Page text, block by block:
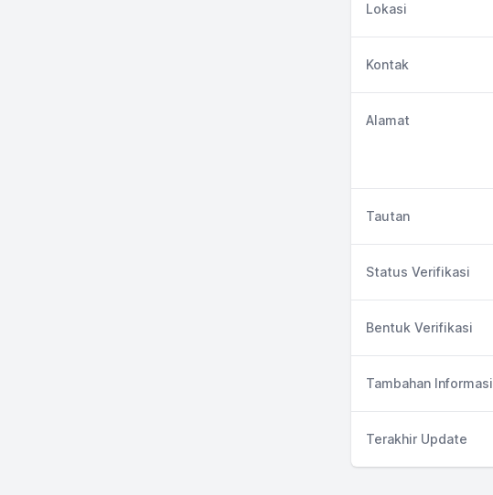
Lokasi
Kontak
Alamat
Tautan
Status Verifikasi
Bentuk Verifikasi
Tambahan Informasi
Terakhir Update